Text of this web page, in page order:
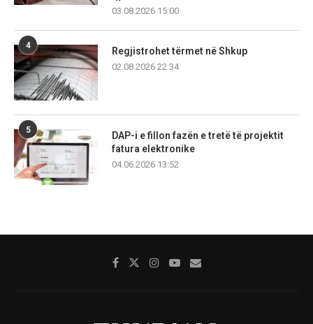
03.08.2026 15:00
4
Regjistrohet tërmet në Shkup
02.08.2026 22:34
5
DAP-i e fillon fazën e tretë të projektit
fatura elektronike
04.06.2026 13:52